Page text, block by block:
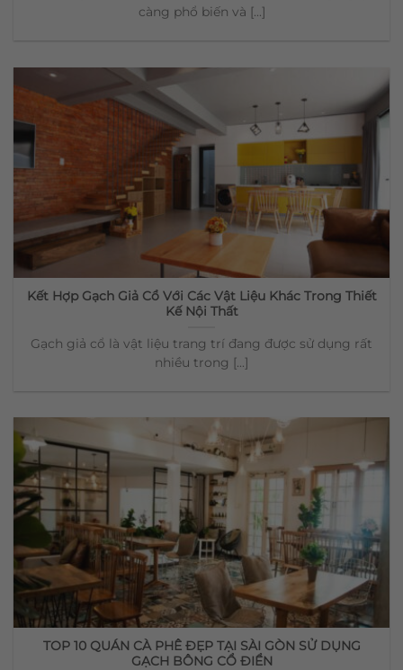
càng phổ biến và [...]
Kết Hợp Gạch Giả Cổ Với Các Vật Liệu Khác Trong Thiết
Kế Nội Thất
Gạch giả cổ là vật liệu trang trí đang được sử dụng rất
nhiều trong [...]
TOP 10 QUÁN CÀ PHÊ ĐẸP TẠI SÀI GÒN SỬ DỤNG
GẠCH BÔNG CỔ ĐIỂN